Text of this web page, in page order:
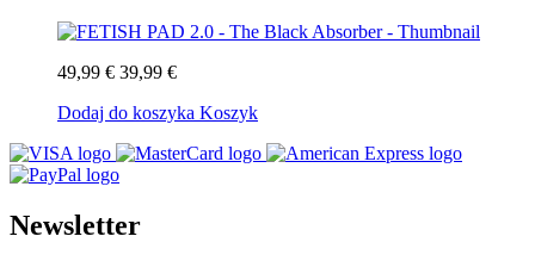
49,99 € 39,99 €
Dodaj do koszyka Koszyk
Newsletter